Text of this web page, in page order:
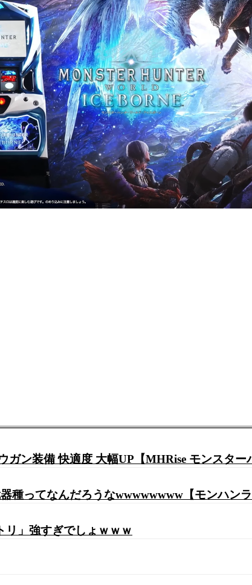
ガン装備 快適度 大幅UP【MHRise モンスター
種ってなんだろうなwwwwwwww【モンハンラ
リ」強すぎでしょｗｗｗ